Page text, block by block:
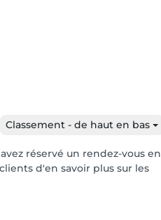
Classement - de haut en bas
réservé un rendez-vous en
d'en savoir plus sur les